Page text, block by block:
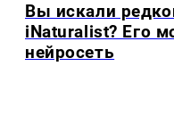
Вы искали
iNaturalist? Его
нейросеть